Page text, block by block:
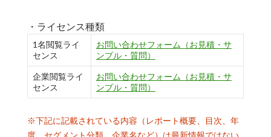
・ライセンス種類
1名閲覧ライ
センス
お問い合わせフォーム（お見積・サ
ンプル・質問）
企業閲覧ライ
センス
お問い合わせフォーム（お見積・サ
ンプル・質問）
※下記に記載されている内容（レポート概要、目次、年